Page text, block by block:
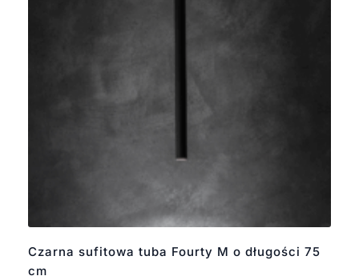
Czarna sufitowa tuba Fourty M o długości 75
cm